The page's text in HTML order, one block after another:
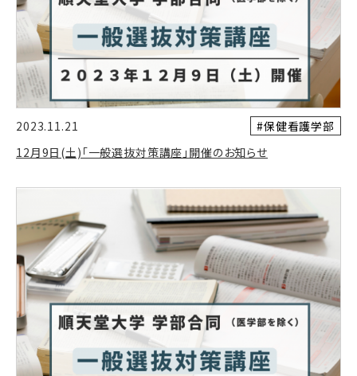
2023.11.21
#保健看護学部
12月9日(土)「一般選抜対策講座」開催のお知らせ